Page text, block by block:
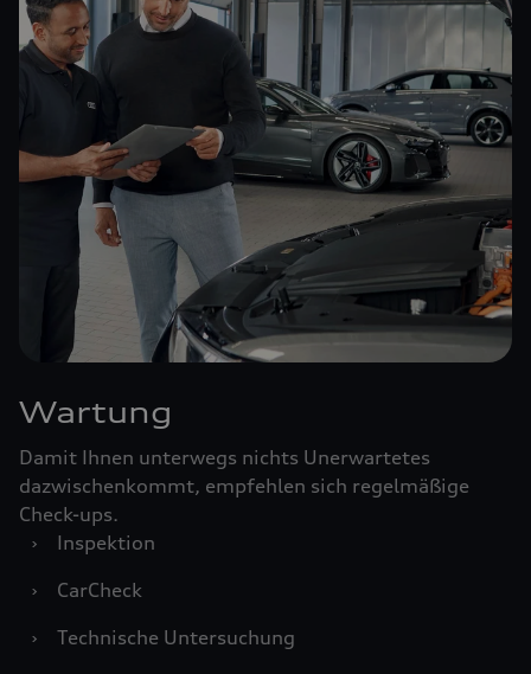
Wartung
Damit Ihnen unterwegs nichts Unerwartetes
dazwischenkommt, empfehlen sich regelmäßige
Check-ups.
›
Inspektion
›
CarCheck
›
Technische Untersuchung